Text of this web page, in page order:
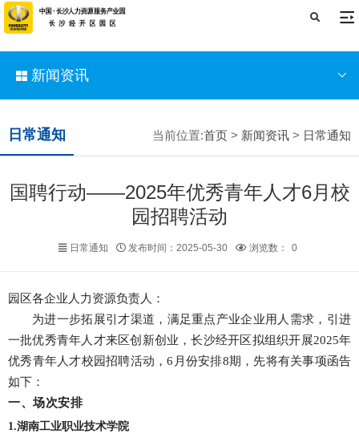
新闻资讯
当前位置:首页 > 新闻资讯 > 日常通知
日常通知
国聘行动——2025年优秀青年人才6月校
园招聘活动
日常通知 发布时间：2025-05-30 浏览数： 0
园区各企业人力资源负责人：
为进一步拓展引才渠道，满足重点产业企业用人需求，引进
一批优秀青年人才来区创新创业，长沙经开区拟组织开展2025年
优秀青年人才校园招聘活动，6月份安排8期，先将有关事项函告
如下：
一、场次安排
1.湖南工业职业技术学院